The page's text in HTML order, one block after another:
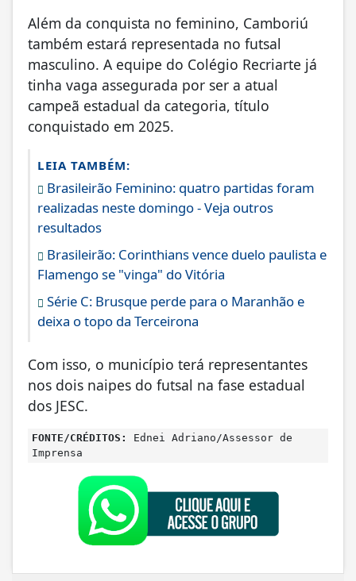
Além da conquista no feminino, Camboriú
também estará representada no futsal
masculino. A equipe do Colégio Recriarte já
tinha vaga assegurada por ser a atual
campeã estadual da categoria, título
conquistado em 2025.
LEIA TAMBÉM:
Brasileirão Feminino: quatro partidas foram
realizadas neste domingo - Veja outros
resultados
Brasileirão: Corinthians vence duelo paulista e
Flamengo se "vinga" do Vitória
Série C: Brusque perde para o Maranhão e
deixa o topo da Terceirona
Com isso, o município terá representantes
nos dois naipes do futsal na fase estadual
dos JESC.
FONTE/CRÉDITOS:
Ednei Adriano/Assessor de
Imprensa